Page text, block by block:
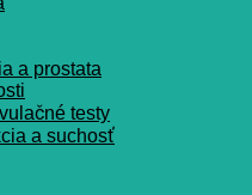
a prostata
testy
a suchosť